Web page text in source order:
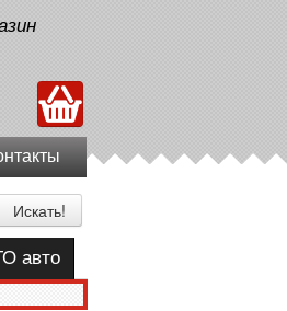
Искать!
авто